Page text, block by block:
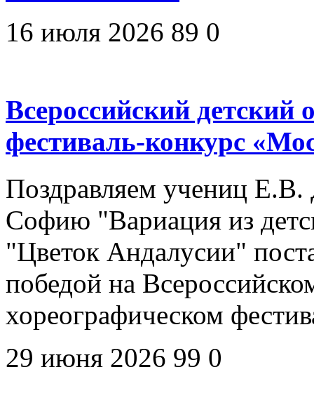
16 июля 2026 89 0
Всероссийский
фестиваль-конкурс
Поздравляем учениц Е.В.
Софию "Вариация из
"Цветок Андалусии"
победой на
хореографическом
29 июня 2026 99 0